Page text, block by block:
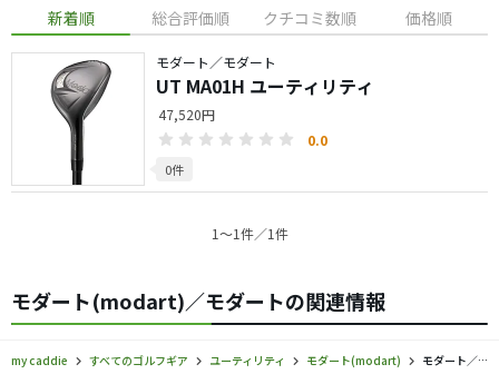
新着順 総合評価順 クチコミ数順 価格順
モダート／モダート
UT MA01H ユーティリティ
47,520円
0.0
0件
1〜1件／1件
モダート(modart)／モダートの関連情報
my caddie すべてのゴルフギア ユーティリティ モダート(modart)
モダート／モダート／ユーティリティの口コミ評価